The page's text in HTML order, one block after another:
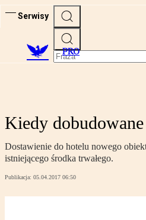
Serwisy
PRO
Kiedy
Dostawienie do hotelu nowego
istniejącego środka trwałego.
Publikacja: 05.04.2017 06:50